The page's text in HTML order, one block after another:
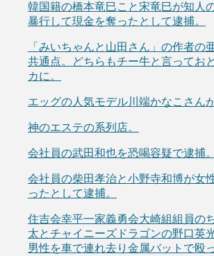
韓国籍の橋本竜巳こと宋竜巳が知人
暴行して現金を奪ったとして逮捕。
「みいちゃんと山田さん」の作者の
共通点。どちらもチー牛と言ってお
カに。
エッグの人気モデル川端かなこさん
神のエステの系列店。
会社員の武田和也を恐喝容疑で逮捕。
会社員の柴田孝治と小野寺和博が女
ったとして逮捕。
住吉会幸平一家義勇会大崎組組員の
太とチャイニーズドラゴンの野口英
男性を車で連れ去り金属バットで殴